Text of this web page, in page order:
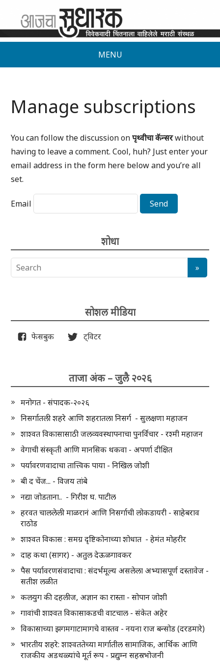
MENU
Manage subscriptions
You can follow the discussion onपृथ्वीचा कॅन्सरwithout
having to leave a comment. Cool, huh? Just enter your
email address in the form here below and you’re all
set.
Email
शोधा
सोशल मीडिया
फेसबुक ट्विटर
ताजा अंक – जुलै २०२६
मनोगत - संपादक-२०२६
निसर्गातली शहरे आणि शहरातला निसर्ग - सुलक्षणा महाजन
शाश्वत विकासासाठी जलव्यवस्थापनाचा पुनर्विचार - रश्मी महाजन
वेगाची संस्कृती आणि मानसिक थकवा - अपर्णा दीक्षित
पर्यावरणवादाचा तात्त्विक पाया - निखिल जोशी
बी द चेंज... - विजय तांबे
नद्या जोडताना.. - गिरीश घ. पाटील
हरवत चाललेली माळरानं आणि निसर्गाची लोकडायरी - साहेबराव
राठोड
शाश्वत विकास : समग्र दृष्टिकोनाच्या शोधात - हेमंत मोहरीर
दाह कथा (सागर) - अतुल देऊळगावकर
पैस पर्यावरणसंवादाचा : संदर्भमूल्य असलेला अभ्यासपूर्ण दस्तावेज -
सतीश लळीत
कलयुग की दहलीज, अज्ञान का रास्ता - सोपान जोशी
गावांची शाश्वत विकासाकडची वाटचाल - संकेत अहेर
विकासाच्या झगमगाटामागचे वास्तव - नयना राज बन्सोड (दरडमारे)
भारतीय शहरे: शाश्वततेच्या मार्गातील सामाजिक, आर्थिक आणि
राजकीय अडथळ्यांचे मूर्त रूप - प्रद्युम्न सहस्रभोजनी